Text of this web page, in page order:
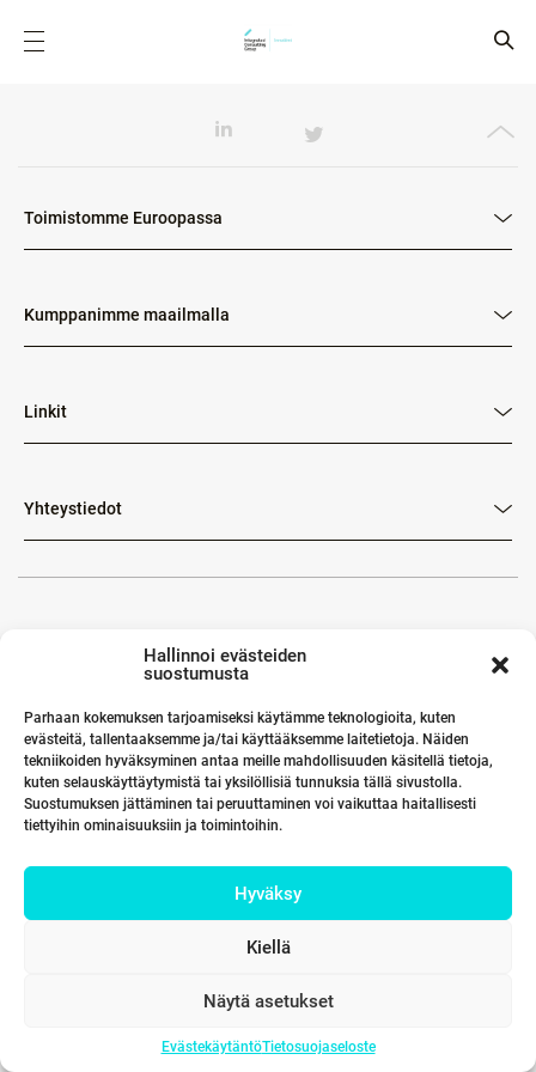
Hallinnoi evästeiden
suostumusta
Parhaan kokemuksen tarjoamiseksi käytämme teknologioita, kuten
evästeitä, tallentaaksemme ja/tai käyttääksemme laitetietoja. Näiden
tekniikoiden hyväksyminen antaa meille mahdollisuuden käsitellä tietoja,
kuten selauskäyttäytymistä tai yksilöllisiä tunnuksia tällä sivustolla.
Suostumuksen jättäminen tai peruuttaminen voi vaikuttaa haitallisesti
tiettyihin ominaisuuksiin ja toimintoihin.
Hyväksy
Kiellä
Näytä asetukset
EvästekäytäntöTietosuojaseloste
Toimistomme Euroopassa
Kumppanimme maailmalla
Linkit
Yhteystiedot